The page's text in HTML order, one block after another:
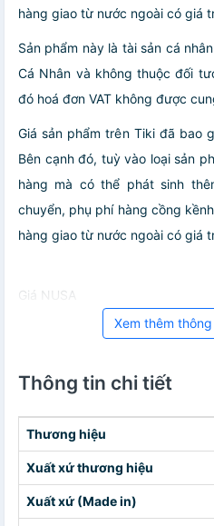
hàng giao từ nước ngoài có giá
Sản phẩm này là tài sản cá
Cá Nhân và không thuộc đối
đó hoá đơn VAT không được
Giá sản phẩm trên Tiki đã bao
Bên cạnh đó, tuỳ vào loại sản
hàng mà có thể phát sinh
chuyển, phụ phí hàng cồng
hàng giao từ nước ngoài có giá
Giá NUSA
Xem thêm
Thông tin chi tiết
Thương hiệu
Xuất xứ thương hiệu
Xuất xứ (Made in)